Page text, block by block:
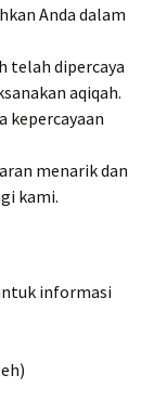
Anda dalam
telah dipercaya
aqiqah.
kepercayaan
menarik dan
kami.
informasi